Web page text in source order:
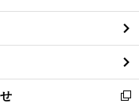
前
へ
ン
ド
ウ
で
開
く
新